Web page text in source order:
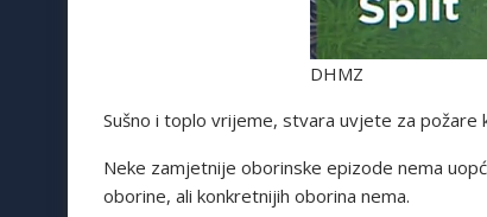
DHMZ
Sušno i toplo vrijeme, stvara uvjete za požare
Neke zamjetnije oborinske epizode nema
oborine, ali konkretnijih oborina nema.